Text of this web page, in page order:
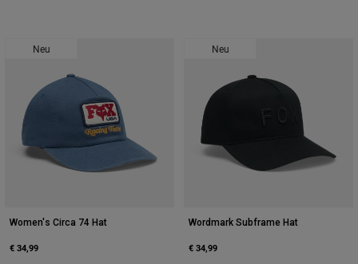
Neu
Women's Circa 74 Hat
€ 34,99
Neu
Wordmark Subframe Hat
€ 34,99